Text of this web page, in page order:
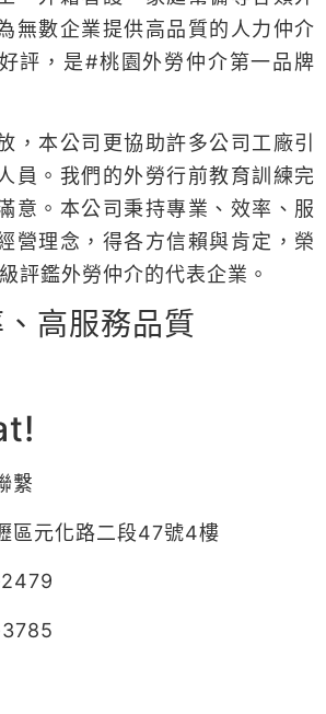
無數企業提供高品質的人力仲介
評，是#桃園外勞仲介第一品牌
，本公司更協助許多公司工廠引
員。我們的外勞行前教育訓練完
意。本公司秉持專業、效率、服
營理念，得各方信賴與肯定，榮
評鑑外勞仲介的代表企業。
高服務品質
繫
區元化路二段47號4樓